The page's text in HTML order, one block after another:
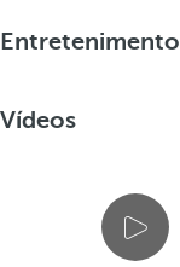
Entretenimento
Vídeos